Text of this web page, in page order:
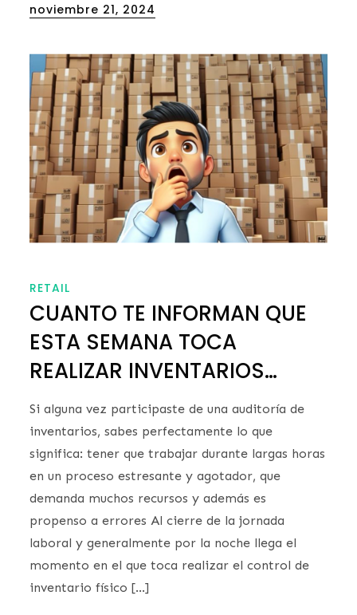
Posted
noviembre 21, 2024
RETAIL
CUANTO TE INFORMAN QUE
ESTA SEMANA TOCA
REALIZAR INVENTARIOS…
Si alguna vez participaste de una auditoría de
inventarios, sabes perfectamente lo que
significa: tener que trabajar durante largas horas
en un proceso estresante y agotador, que
demanda muchos recursos y además es
propenso a errores Al cierre de la jornada
laboral y generalmente por la noche llega el
momento en el que toca realizar el control de
inventario físico […]